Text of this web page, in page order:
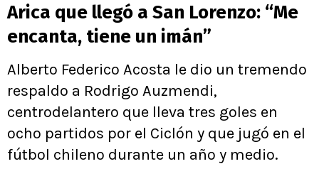
Arica que llegó a San Lorenzo: “Me
encanta, tiene un imán”
Alberto Federico Acosta le dio un tremendo
respaldo a Rodrigo Auzmendi,
centrodelantero que lleva tres goles en
ocho partidos por el Ciclón y que jugó en el
fútbol chileno durante un año y medio.